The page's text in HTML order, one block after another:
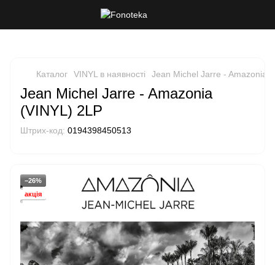
Каталог VINYL в наявності Jean Michel Jarre - Amazonia
Jean Michel Jarre - Amazonia
(VINYL) 2LP
Штрих-код: 0194398450513
−26%
акція